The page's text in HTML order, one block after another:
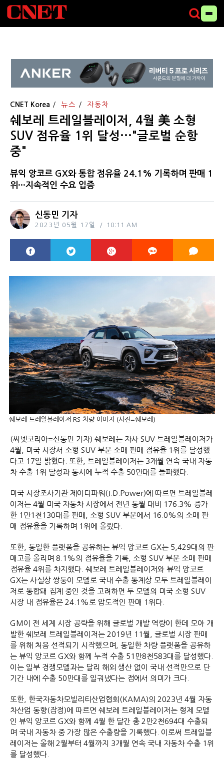
CNET Korea 뉴스 자동차
쉐보레 트레일블레이저, 4월 美 소형
SUV 점유율 1위 달성···"글로벌 순항
중"
뷰익 앙코르 GX와 통합 점유율 24.1% 기록하며 판매 1
위···지속적인 수요 입증
신동민 기자
2023년 05월 17일 10:11 AM
쉐보레 트레일블레이저 RS 차량 이미지 (사진=쉐보레)
(씨넷코리아=신동민 기자) 쉐보레는 자사 SUV 트레일블레이저가
4월, 미국 시장서 소형 SUV 부문 소매 판매 점유율 1위를 달성했
다고 17일 밝혔다. 또한, 트레일블레이저는 3개월 연속 국내 자동
차 수출 1위 달성과 동시에 누적 수출 50만대를 돌파했다.
미국 시장조사기관 제이디파워(J.D.Power)에 따르면 트레일블레
이저는 4월 미국 자동차 시장에서 전년 동월 대비 176.3% 증가
한 1만1천130대를 판매, 소형 SUV 부문에서 16.0%의 소매 판
매 점유율을 기록하며 1위에 올랐다.
또한, 동일한 플랫폼을 공유하는 뷰익 앙코르 GX는 5,429대의 판
매고를 올리며 8.1%의 점유율을 기록, 소형 SUV 부문 소매 판매
점유율 4위를 차지했다. 쉐보레 트레일블레이저와 뷰익 앙코르
GX는 사실상 쌍둥이 모델로 국내 수출 통계상 모두 트레일블레이
저로 통합돼 집계 중인 것을 고려하면 두 모델의 미국 소형 SUV
시장 내 점유율은 24.1%로 압도적인 판매 1위다.
GM이 전 세계 시장 공략을 위해 글로벌 개발 역량이 한데 모아 개
발한 쉐보레 트레일블레이저는 2019년 11월, 글로벌 시장 판매
를 위해 처음 선적되기 시작했으며, 동일한 차량 플랫폼을 공유하
는 뷰익 앙코르 GX와 함께 누적 수출 51만8천583대를 달성했다.
이는 일부 경쟁모델과는 달리 해외 생산 없이 국내 선적만으로 단
기간 내에 수출 50만대를 일궈냈다는 점에서 의미가 크다.
또한, 한국자동차모빌리티산업협회(KAMA)의 2023년 4월 자동
차산업 동향(잠정)에 따르면 쉐보레 트레일블레이저는 형제 모델
인 뷰익 앙코르 GX와 함께 4월 한 달간 총 2만2천694대 수출되
며 국내 자동차 중 가장 많은 수출량을 기록했다. 이로써 트레일블
레이저는 올해 2월부터 4월까지 3개월 연속 국내 자동차 수출 1위
를 달성했다.